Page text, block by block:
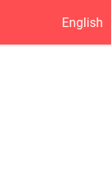
English